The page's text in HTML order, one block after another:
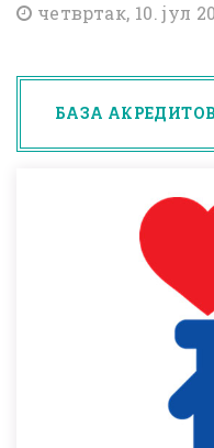
четвртак, 10. јул
БАЗА